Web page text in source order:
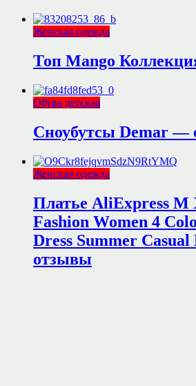
Женская одежда
Топ Mango
Обувь детская
Сноубутсы Demar —
Женская одежда
Платье AliExpress M
Fashion Women 4
Dress Summer
отзывы